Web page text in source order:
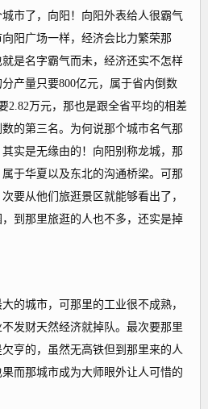
市了，向阳！向阳外表给人很霸气
阳广场一样，经济会比力繁荣那
是名字霸气而未，经济还实不怎样
产量只要800亿元，属于省内倒数
2.82万元，那也是跟全省平均的相差
的第三名。为何说那个城市名气那
实是无缘由的！向阳别称龙城，那
于华夏以及东北的沟通桥梁。可那
要从他们旅逛景区就能够看出了，
到那里旅逛的人也不多，还实是掉
城市，可那里的工业很不成熟，
发财天然经济就掉队。最次要那里
亨的，虽然无高铁但到那里来的人
而那城市成为大师眼外让人可惜的